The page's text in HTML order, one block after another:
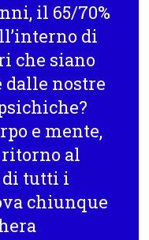
il 65/70%
di
che siano
dalle nostre
e mente,
ritorno al
tutti i
chiunque